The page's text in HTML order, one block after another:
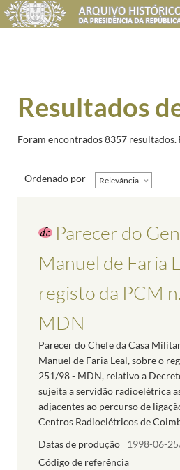
Resultados
Foram encontrados 8357 resultados.
Ordenado por Relevância
Parecer do
Manuel de Faria
registo da PCM
MDN
Parecer do Chefe da Casa
Manuel de Faria Leal, sobre o
251/98 - MDN, relativo a
sujeita a servidão radioelétrica
adjacentes ao percurso de
Centros Radioelétricos de
Datas de produção
1998-06-
Código de referência